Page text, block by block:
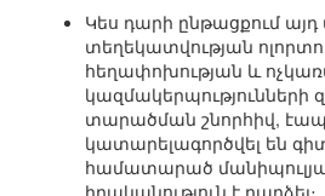
Կես դարի ընթացքում
տեղեկատվության
հեղափոխության և
կազմակերպությունների
տարածման շնորհիվ,
կատարելագործվել են
համատարած